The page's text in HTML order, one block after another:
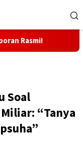
KKLI STAI
Soal
“Tanya